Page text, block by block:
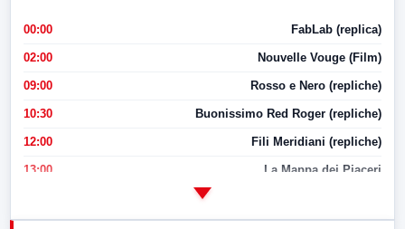
00:00 FabLab (replica)
02:00 Nouvelle Vouge (Film)
09:00 Rosso e Nero (repliche)
10:30 Buonissimo Red Roger (repliche)
12:00 Fili Meridiani (repliche)
13:00 La Mappa dei Piaceri